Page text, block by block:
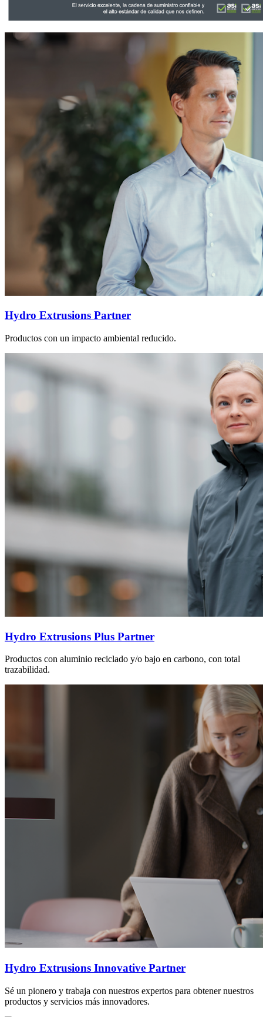
Hydro Extrusions Partner
Productos con un impacto ambiental reducido.
Hydro Extrusions Plus Partner
Productos con aluminio reciclado y/o bajo en carbono, con total
trazabilidad.
Hydro Extrusions Innovative Partner
Sé un pionero y trabaja con nuestros expertos para obtener nuestros
productos y servicios más innovadores.